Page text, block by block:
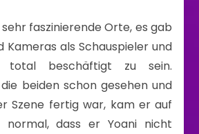
faszinierende Orte, es gab
Kameras als Schauspieler und
total beschäftigt zu sein.
beiden schon gesehen und
Szene fertig war, kam er auf
normal, dass er Yoani nicht